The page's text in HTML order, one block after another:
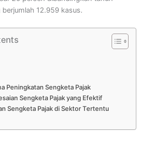
12.959 kasus.
Peningkatan Sengketa Pajak
Sengketa Pajak yang Efektif
Sengketa Pajak di Sektor Tertentu